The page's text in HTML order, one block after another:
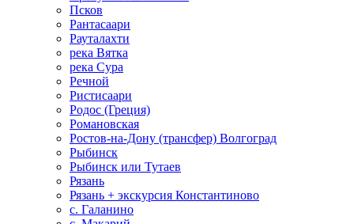
Псков
Рантасаари
Рауталахти
река Вятка
река Сура
Речной
Ристисаари
Родос (Греция)
Романовская
Ростов-на-Дону (трансфер) Волгоград
Рыбинск
Рыбинск или Тутаев
Рязань
Рязань + экскурсия Константиново
с. Галанино